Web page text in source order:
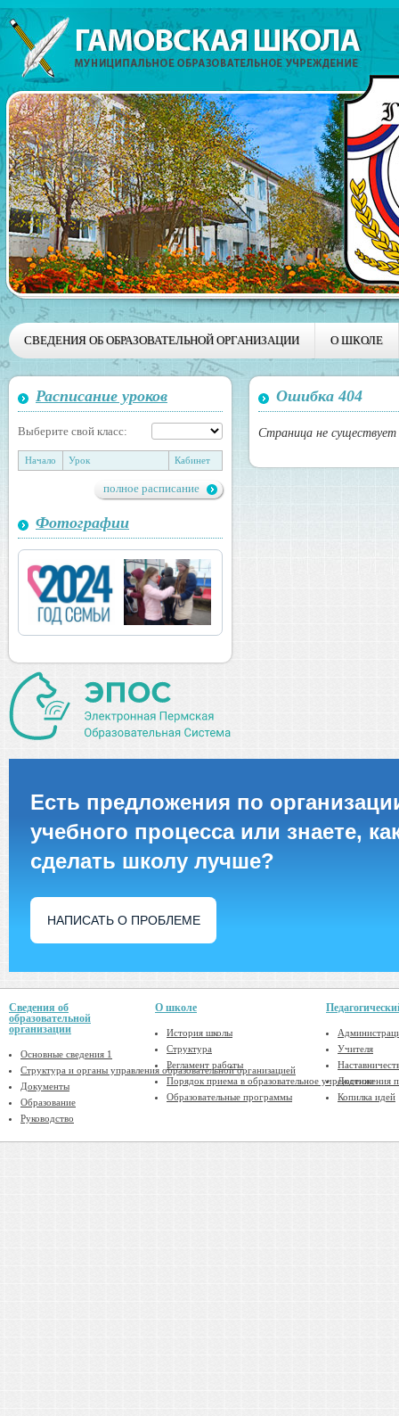
СВЕДЕНИЯ ОБ ОБРАЗОВАТЕЛЬНОЙ ОРГАНИЗАЦИИ О ШКОЛЕ
Расписание уроков
Выберите свой класс:
Начало Урок Кабинет
полное расписание
Фотографии
Ошибка 404
Страница не
Есть предложения по
учебного процесса или знаете,
сделать школу лучше?
НАПИСАТЬ О ПРОБЛЕМЕ
Сведения об
образовательной
организации
Основные сведения 1
Структура и органы управления образовательной организацией
Документы
Образование
Руководство
О школе
История школы
Структура
Регламент работы
Порядок приема в образовательное учреждение
Образовательные программы
Учителя
Достижения
Копилка идей